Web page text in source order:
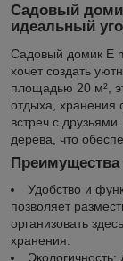
Садовый
идеальный
Садовый домик E
хочет создать
площадью 20 м²,
отдыха, хранения
встреч с
дерева, что
Преимущества
Удобство и
позволяет
организовать
хранения.